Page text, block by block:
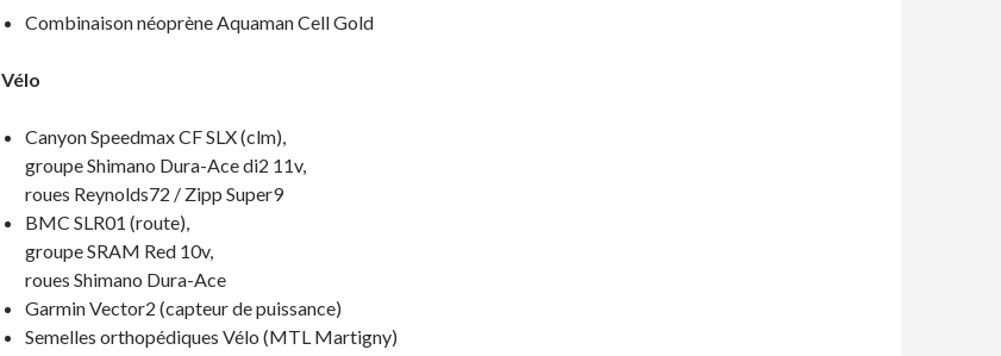
Combinaison néoprène Aquaman Cell Gold
Vélo
Canyon Speedmax CF SLX (clm),
groupe Shimano Dura-Ace di2 11v,
roues Reynolds72 / Zipp Super9
BMC SLR01 (route),
groupe SRAM Red 10v,
roues Shimano Dura-Ace
Garmin Vector2 (capteur de puissance)
Semelles orthopédiques Vélo (MTL Martigny)